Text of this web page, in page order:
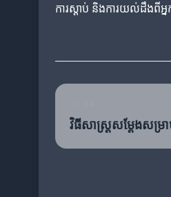
ការស្តាប់ និងការយល់ដឹងពីអ្
វិធីសាស្រ្តសម្តែងសម្រ